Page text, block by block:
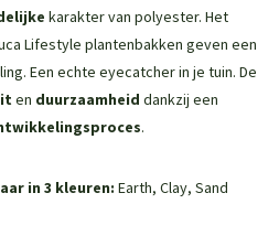
karakter van polyester. Het
Lifestyle plantenbakken geven een
Een echte eyecatcher in je tuin. De
en duurzaamheid dankzij een
.
in 3 kleuren: Earth, Clay, Sand